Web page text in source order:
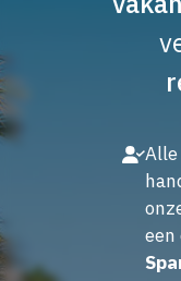
Alle
een